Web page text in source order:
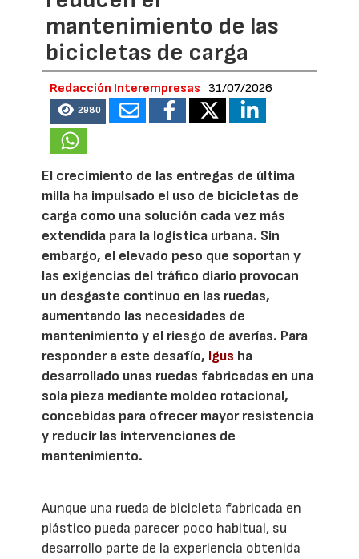
mantenimiento de las
bicicletas de carga
Redacción Interempresas 31/07/2026
2980
El crecimiento de las entregas de última
milla ha impulsado el uso de bicicletas de
carga como una solución cada vez más
extendida para la logística urbana. Sin
embargo, el elevado peso que soportan y
las exigencias del tráfico diario provocan
un desgaste continuo en las ruedas,
aumentando las necesidades de
mantenimiento y el riesgo de averías. Para
responder a este desafío, Igus ha
desarrollado unas ruedas fabricadas en una
sola pieza mediante moldeo rotacional,
concebidas para ofrecer mayor resistencia
y reducir las intervenciones de
mantenimiento.
Aunque una rueda de bicicleta fabricada en
plástico pueda parecer poco habitual, su
desarrollo parte de la experiencia obtenida